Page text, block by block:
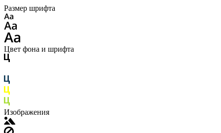
Размер шрифта
Цвет фона и шрифта
Изображения